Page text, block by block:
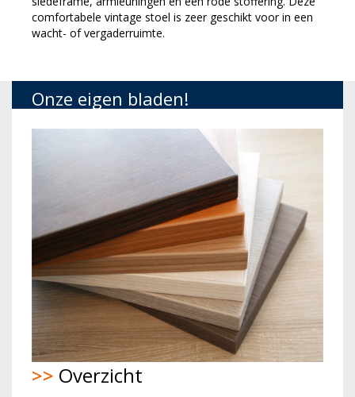
comfortabele vintage stoel is zeer geschikt voor in een
wacht- of vergaderruimte.
Onze eigen bladen!
>> Overzicht